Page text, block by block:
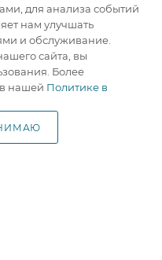
В КОРЗИНУ
67-25
Черкизовская
Щелковское
1, ТЦ "Город
этаж, павильон
для анализа событий
нам улучшать
и обслуживание.
сайта, вы
Более
нашей Политике в